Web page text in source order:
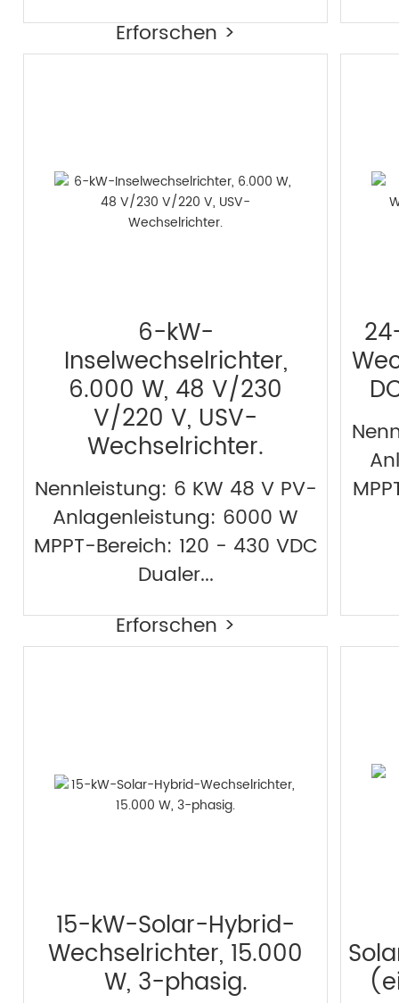
Erforschen >
6-kW-
Inselwechselrichter,
6.000 W, 48 V/230
V/220 V, USV-
Wechselrichter.
Nennleistung: 6 KW 48 V PV-
Anlagenleistung: 6000 W
MPPT-Bereich: 120 - 430 VDC
Dualer...
Erforschen >
15-kW-Solar-Hybrid-
Wechselrichter, 15.000
W, 3-phasig.